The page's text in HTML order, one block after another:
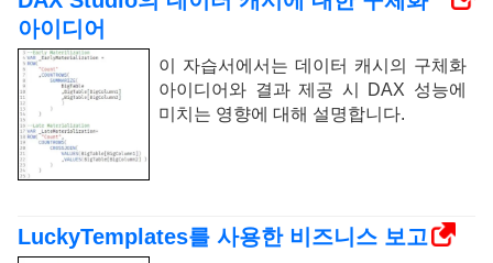
아이디어
이 자습서에서는 데이터 캐시의 구체화
아이디어와 결과 제공 시 DAX 성능에
미치는 영향에 대해 설명합니다.
LuckyTemplates를 사용한 비즈니스 보고